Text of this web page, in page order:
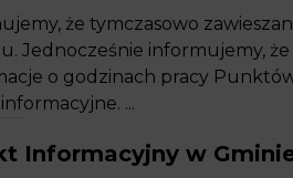
że tymczasowo
Jednocześnie informujemy,
o godzinach pracy
...
Informacyjny w